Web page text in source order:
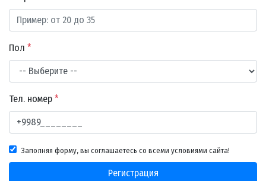
Пол *
Тел. номер *
Заполняя форму, вы соглашаетесь со всеми условиями сайта!
Регистрация